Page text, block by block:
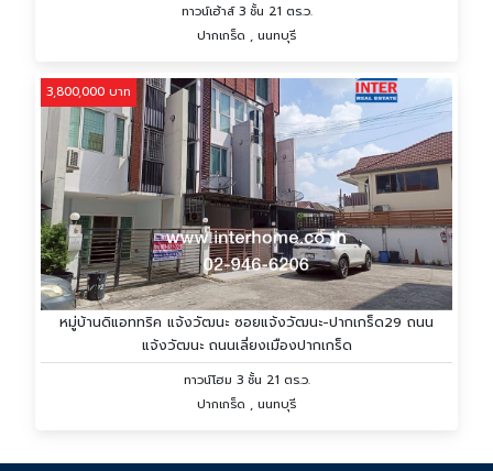
ทาวน์เฮ้าส์ 3 ชั้น 21 ตร.ว.
ปากเกร็ด , นนทบุรี
3,800,000 บาท
หมู่บ้านดิแอททริค แจ้งวัฒนะ ซอยแจ้งวัฒนะ-ปากเกร็ด29 ถนน
แจ้งวัฒนะ ถนนเลี่ยงเมืองปากเกร็ด
ทาวน์โฮม 3 ชั้น 21 ตร.ว.
ปากเกร็ด , นนทบุรี